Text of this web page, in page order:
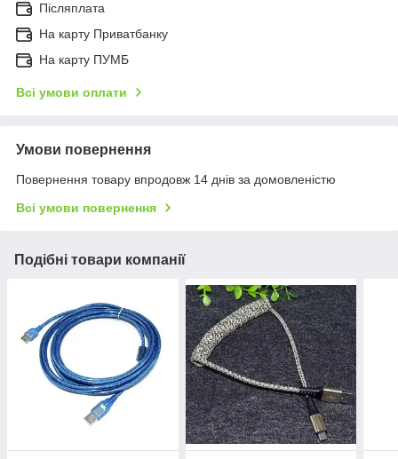
Післяплата
На карту Приватбанку
На карту ПУМБ
Всі умови оплати
Умови повернення
Повернення товару впродовж 14 днів за домовленістю
Всі умови повернення
Подібні товари компанії